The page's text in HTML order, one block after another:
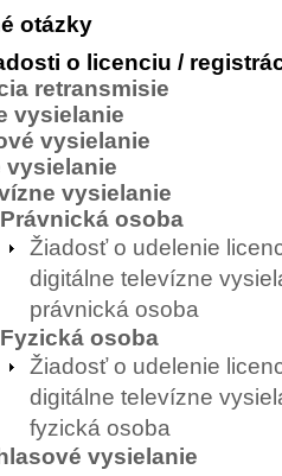
otázky
o licenciu /
retransmisie
vysielanie
vysielanie
vysielanie
vysielanie
Právnická osoba
Žiadosť o udelenie
digitálne televízne
právnická osoba
Fyzická osoba
Žiadosť o udelenie
digitálne televízne
fyzická osoba
vysielanie